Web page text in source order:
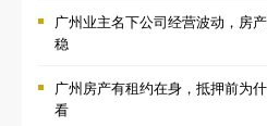
广州业主名下公司经营波动，房
稳
广州房产有租约在身，抵押前为
看